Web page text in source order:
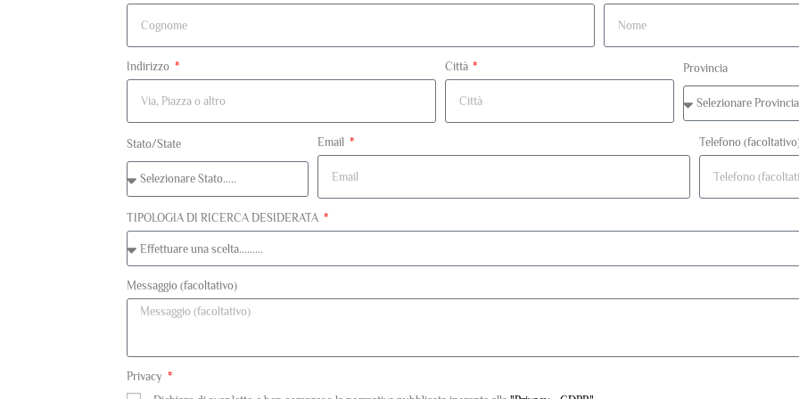
Indirizzo Città Provincia
Stato/State Email Telefono
TIPOLOGIA DI RICERCA DESIDERATA
Messaggio (facoltativo)
Privacy